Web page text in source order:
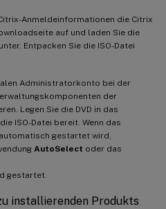
Anmeldeinformationen die Citrix
auf und laden Sie die
Entpacken Sie die ISO-Datei
Administratorkonto bei der
der
Legen Sie die DVD in das
ISO-Datei bereit. Wenn das
gestartet wird,
AutoSelect oder das
gestartet.
installierenden Produkts